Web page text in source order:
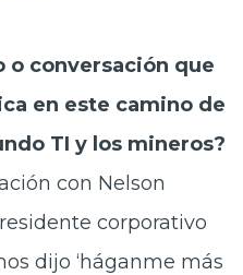
o conversación que
en este camino de
TI y los mineros?
con Nelson
corporativo
dijo ‘háganme más